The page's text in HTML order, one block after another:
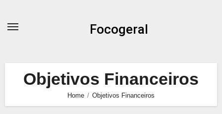
Focogeral
Objetivos Financeiros
Home Objetivos Financeiros